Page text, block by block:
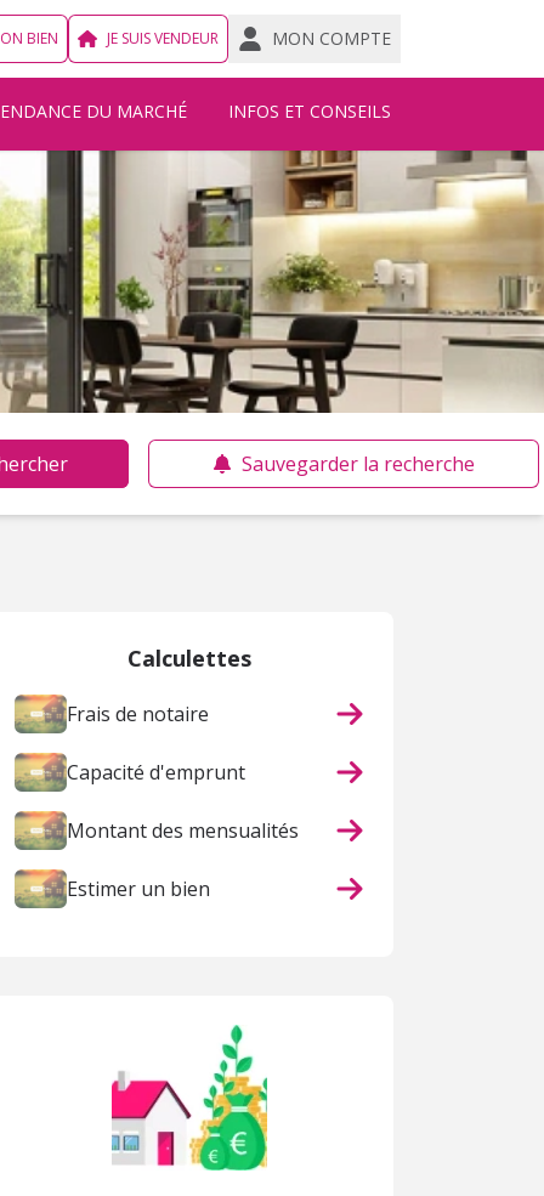
BIEN JE SUIS VENDEUR MON COMPTE
DU MARCHÉ INFOS ET CONSEILS
Sauvegarder la recherche
Calculettes
Frais de notaire
Capacité d'emprunt
Montant des mensualités
Estimer un bien